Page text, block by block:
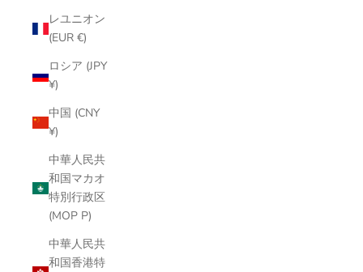
レユニオン
(EUR €)
ロシア (JPY
¥)
中国 (CNY
¥)
中華人民共
和国マカオ
特別行政区
(MOP P)
中華人民共
和国香港特